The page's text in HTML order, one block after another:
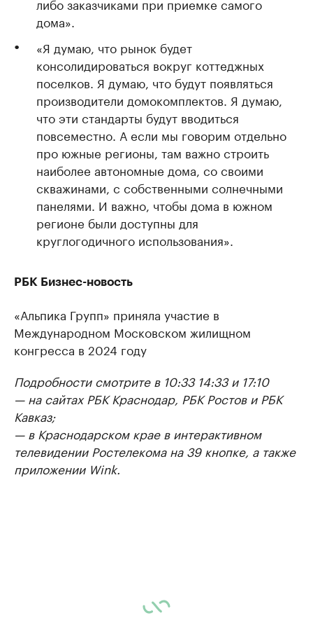
дома».
«Я думаю, что рынок будет
консолидироваться вокруг коттеджных
поселков. Я думаю, что будут появляться
производители домокомплектов. Я думаю,
что эти стандарты будут вводиться
повсеместно. А если мы говорим отдельно
про южные регионы, там важно строить
наиболее автономные дома, со своими
скважинами, с собственными солнечными
панелями. И важно, чтобы дома в южном
регионе были доступны для
круглогодичного использования».
РБК Бизнес-новость
«Альпика Групп» приняла участие в
Международном Московском жилищном
конгресса в 2024 году
Подробности смотрите в 10:33 14:33 и 17:10
— на сайтах РБК Краснодар, РБК Ростов и РБК
Кавказ;
— в Краснодарском крае в интерактивном
телевидении Ростелекома на 39 кнопке, а также
приложении Wink.